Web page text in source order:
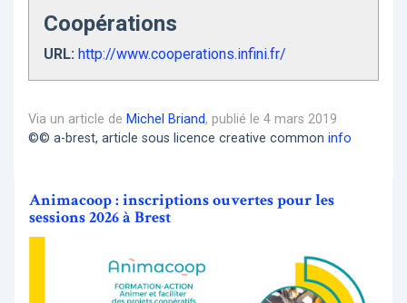
Coopérations
URL: http://www.cooperations.infini.fr/
Via un article de Michel Briand, publié le 4 mars 2019
©© a-brest, article sous licence creative common info
Animacoop : inscriptions ouvertes pour les
sessions 2026 à Brest